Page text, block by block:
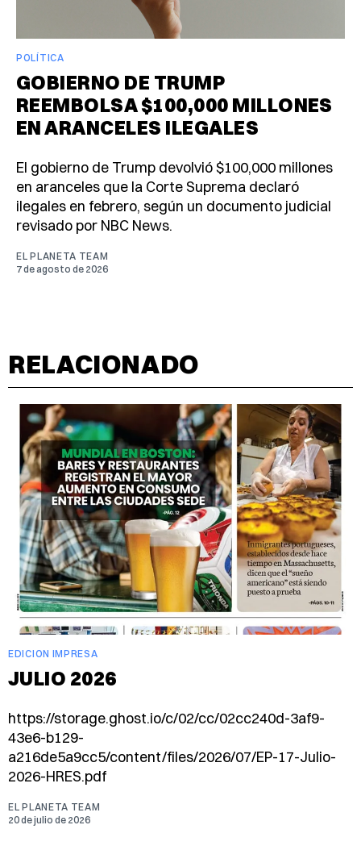
POLÍTICA
GOBIERNO DE TRUMP
REEMBOLSA $100,000 MILLONES
EN ARANCELES ILEGALES
El gobierno de Trump devolvió $100,000 millones
en aranceles que la Corte Suprema declaró
ilegales en febrero, según un documento judicial
revisado por NBC News.
EL PLANETA TEAM
7 de agosto de 2026
RELACIONADO
EDICION IMPRESA
JULIO 2026
https://storage.ghost.io/c/02/cc/02cc240d-3af9-
43e6-b129-
a216de5a9cc5/content/files/2026/07/EP-17-Julio-
2026-HRES.pdf
EL PLANETA TEAM
20 de julio de 2026